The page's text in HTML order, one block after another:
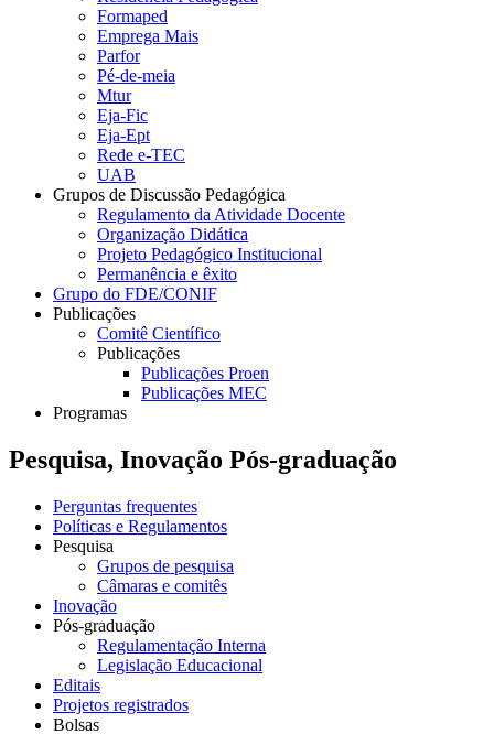
Formaped
Emprega Mais
Parfor
Pé-de-meia
Mtur
Eja-Fic
Eja-Ept
Rede e-TEC
UAB
Grupos de Discussão Pedagógica
Regulamento da Atividade Docente
Organização Didática
Projeto Pedagógico Institucional
Permanência e êxito
Grupo do FDE/CONIF
Publicações
Comitê Científico
Publicações
Publicações Proen
Publicações MEC
Programas
Pesquisa, Inovação Pós-graduação
Perguntas frequentes
Políticas e Regulamentos
Pesquisa
Grupos de pesquisa
Câmaras e comitês
Inovação
Pós-graduação
Regulamentação Interna
Legislação Educacional
Editais
Projetos registrados
Bolsas